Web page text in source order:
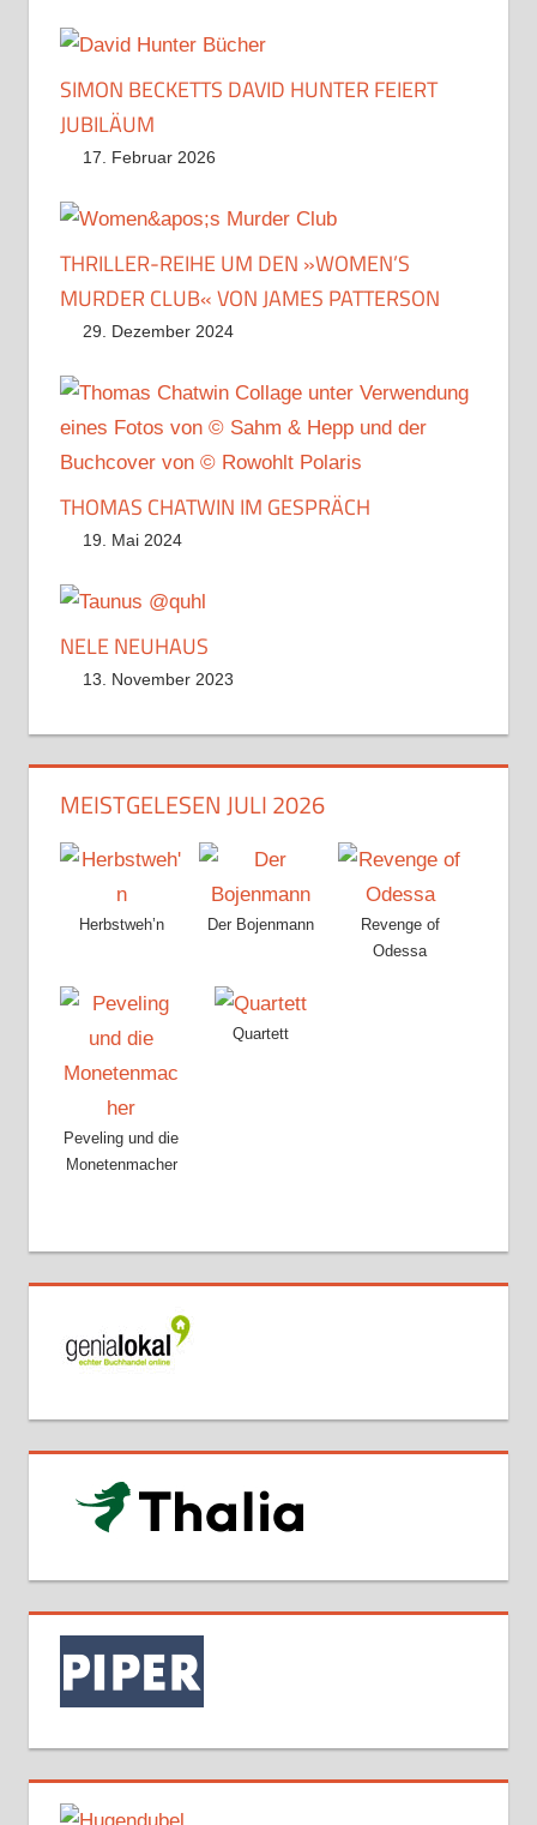
SIMON BECKETTS DAVID HUNTER FEIERT
JUBILÄUM
17. Februar 2026
THRILLER-REIHE UM DEN »WOMEN’S
MURDER CLUB« VON JAMES PATTERSON
29. Dezember 2024
THOMAS CHATWIN IM GESPRÄCH
19. Mai 2024
NELE NEUHAUS
13. November 2023
MEISTGELESEN JULI 2026
Herbstweh’n Der Bojenmann
Revenge of
Odessa
Peveling und die
Monetenmacher
Quartett